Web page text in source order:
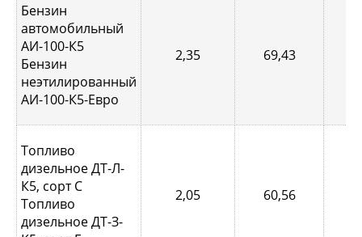
Бензин
автомобильный
АИ-100-К5
Бензин
неэтилированный
АИ-100-К5-Евро
2,35 69,43
Топливо
дизельное ДТ-Л-
К5, сорт С
Топливо
дизельное ДТ-З-
2,05 60,56